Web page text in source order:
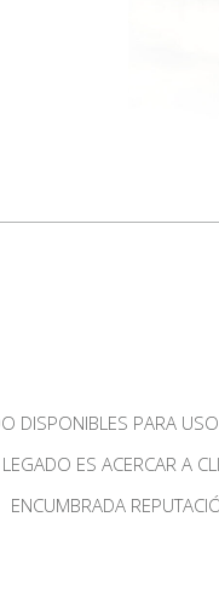
DISPONIBLES PARA
ES ACERCAR A
ENCUMBRADA